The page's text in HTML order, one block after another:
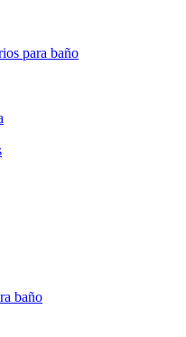
para baño
baño